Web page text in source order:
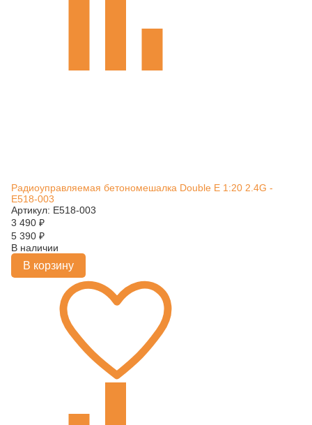
Радиоуправляемая бетономешалка Double E 1:20 2.4G -
E518-003
Артикул: E518-003
3 490 ₽
5 390 ₽
В наличии
В корзину